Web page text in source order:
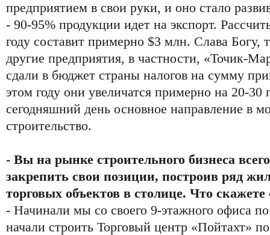
предприятием в свои руки, и оно стало
- 90-95% продукции идет на экспорт.
году составит примерно $3 млн. Слава Богу,
другие предприятия, в частности, «Точик-
сдали в бюджет страны налогов на сумму
этом году они увеличатся примерно на 20-30
сегодняшний день основное направление в
строительство.
- Вы на рынке строительного бизнеса
закрепить свои позиции, построив ряд
торговых объектов в столице. Что скажете
- Начинали мы со своего 9-этажного офиса
начали строить Торговый центр «Пойтахт»